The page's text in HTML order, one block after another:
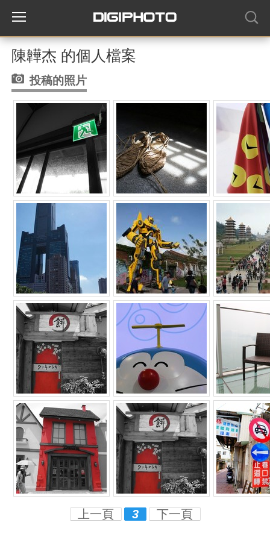
陳韡杰 的個人檔案
投稿的照片
上一頁 3 下一頁